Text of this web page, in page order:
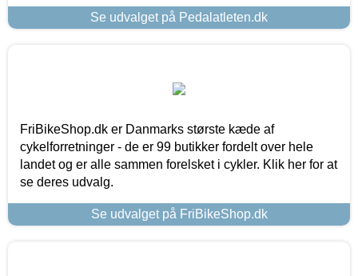
Se udvalget på Pedalatleten.dk
FriBikeShop.dk er Danmarks største kæde af
cykelforretninger - de er 99 butikker fordelt over hele
landet og er alle sammen forelsket i cykler. Klik her for at
se deres udvalg.
Se udvalget på FriBikeShop.dk